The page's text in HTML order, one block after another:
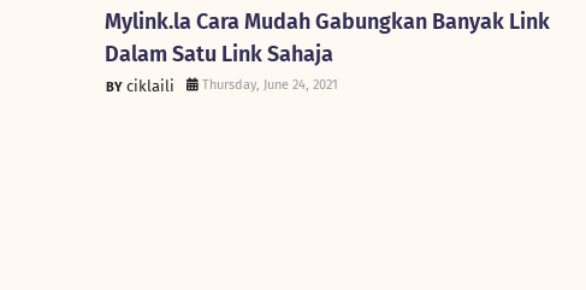
Mylink.la Cara Mudah Gabungkan Banyak Link
Dalam Satu Link Sahaja
ciklaili Thursday, June 24, 2021